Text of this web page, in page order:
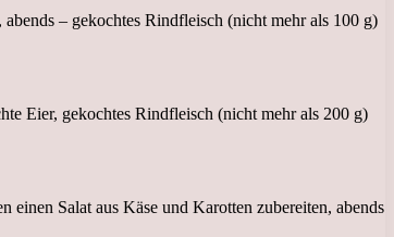
– gekochtes Rindfleisch (nicht mehr als 100 g)
Eier, gekochtes Rindfleisch (nicht mehr als 200 g)
Salat aus Käse und Karotten zubereiten, abends